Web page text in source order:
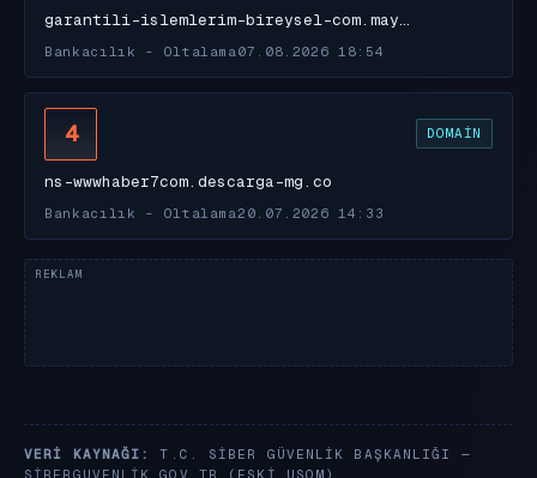
garantili-islemlerim-bireysel-com.may…
Bankacılık - Oltalama 07.08.2026 18:54
4 DOMAIN
ns-wwwhaber7com.descarga-mg.co
Bankacılık - Oltalama20.07.2026 14:33
VERI KAYNAĞI:
T.C. SIBER GÜVENLIK BAŞKANLIĞI —
SIBERGUVENLIK.GOV.TR
(ESKI USOM)